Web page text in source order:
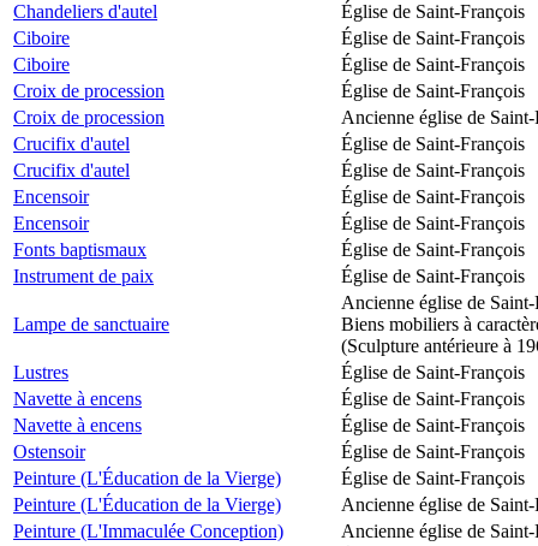
Chandeliers d'autel
Église de Saint-François
Ciboire
Église de Saint-François
Ciboire
Église de Saint-François
Croix de procession
Église de Saint-François
Croix de procession
Ancienne église de Saint-
Crucifix d'autel
Église de Saint-François
Crucifix d'autel
Église de Saint-François
Encensoir
Église de Saint-François
Encensoir
Église de Saint-François
Fonts baptismaux
Église de Saint-François
Instrument de paix
Église de Saint-François
Lampe de sanctuaire
Ancienne église de Saint-
Biens mobiliers à
(Sculpture antérieure à
Lustres
Église de Saint-François
Navette à encens
Église de Saint-François
Navette à encens
Église de Saint-François
Ostensoir
Église de Saint-François
Peinture (L'Éducation de la Vierge)
Église de Saint-François
Peinture (L'Éducation de la Vierge)
Ancienne église de Saint-
Peinture (L'Immaculée Conception)
Ancienne église de Saint-